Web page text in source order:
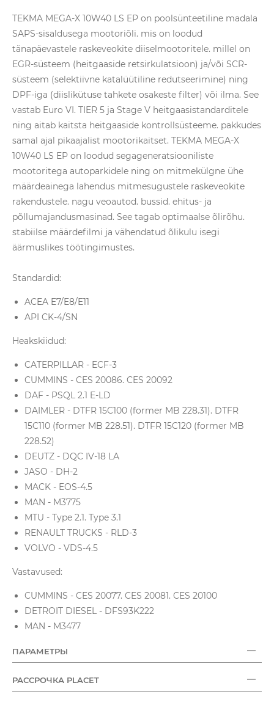
TEKMA MEGA-X 10W40 LS EP on poolsünteetiline madala
SAPS-sisaldusega mootoriõli. mis on loodud
tänapäevastele raskeveokite diiselmootoritele. millel on
EGR-süsteem (heitgaaside retsirkulatsioon) ja/või SCR-
süsteem (selektiivne katalüütiline redutseerimine) ning
DPF-iga (diislikütuse tahkete osakeste filter) või ilma. See
vastab Euro VI. TIER 5 ja Stage V heitgaasistandarditele
ning aitab kaitsta heitgaaside kontrollsüsteeme. pakkudes
samal ajal pikaajalist mootorikaitset. TEKMA MEGA-X
10W40 LS EP on loodud segageneratsiooniliste
mootoritega autoparkidele ning on mitmekülgne ühe
määrdeainega lahendus mitmesugustele raskeveokite
rakendustele. nagu veoautod. bussid. ehitus- ja
põllumajandusmasinad. See tagab optimaalse õlirõhu.
stabiilse määrdefilmi ja vähendatud õlikulu isegi
äärmuslikes töötingimustes.
Standardid:
ACEA E7/E8/E11
API CK-4/SN
Heakskiidud:
CATERPILLAR - ECF-3
CUMMINS - CES 20086. CES 20092
DAF - PSQL 2.1 E-LD
DAIMLER - DTFR 15C100 (former MB 228.31). DTFR
15C110 (former MB 228.51). DTFR 15C120 (former MB
228.52)
DEUTZ - DQC IV-18 LA
JASO - DH-2
MACK - EOS-4.5
MAN - M3775
MTU - Type 2.1. Type 3.1
RENAULT TRUCKS - RLD-3
VOLVO - VDS-4.5
Vastavused:
CUMMINS - CES 20077. CES 20081. CES 20100
DETROIT DIESEL - DFS93K222
MAN - M3477
ПАРАМЕТРЫ
РАССРОЧКА PLACET